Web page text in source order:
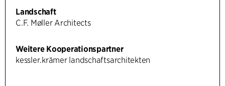
Landschaft
C.F. Møller Architects
Weitere Kooperationspartner
kessler.krämer landschaftsarchitekten